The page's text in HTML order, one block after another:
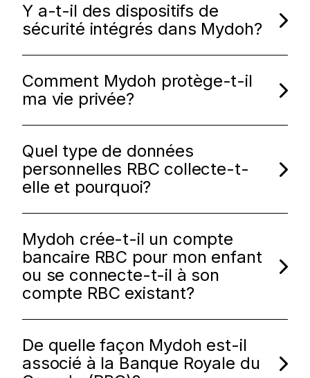
Y a-t-il des dispositifs de
sécurité intégrés dans Mydoh?
Comment Mydoh protège-t-il
ma vie privée?
Quel type de données
personnelles RBC collecte-t-
elle et pourquoi?
Mydoh crée-t-il un compte
bancaire RBC pour mon enfant
ou se connecte-t-il à son
compte RBC existant?
De quelle façon Mydoh est-il
associé à la Banque Royale du